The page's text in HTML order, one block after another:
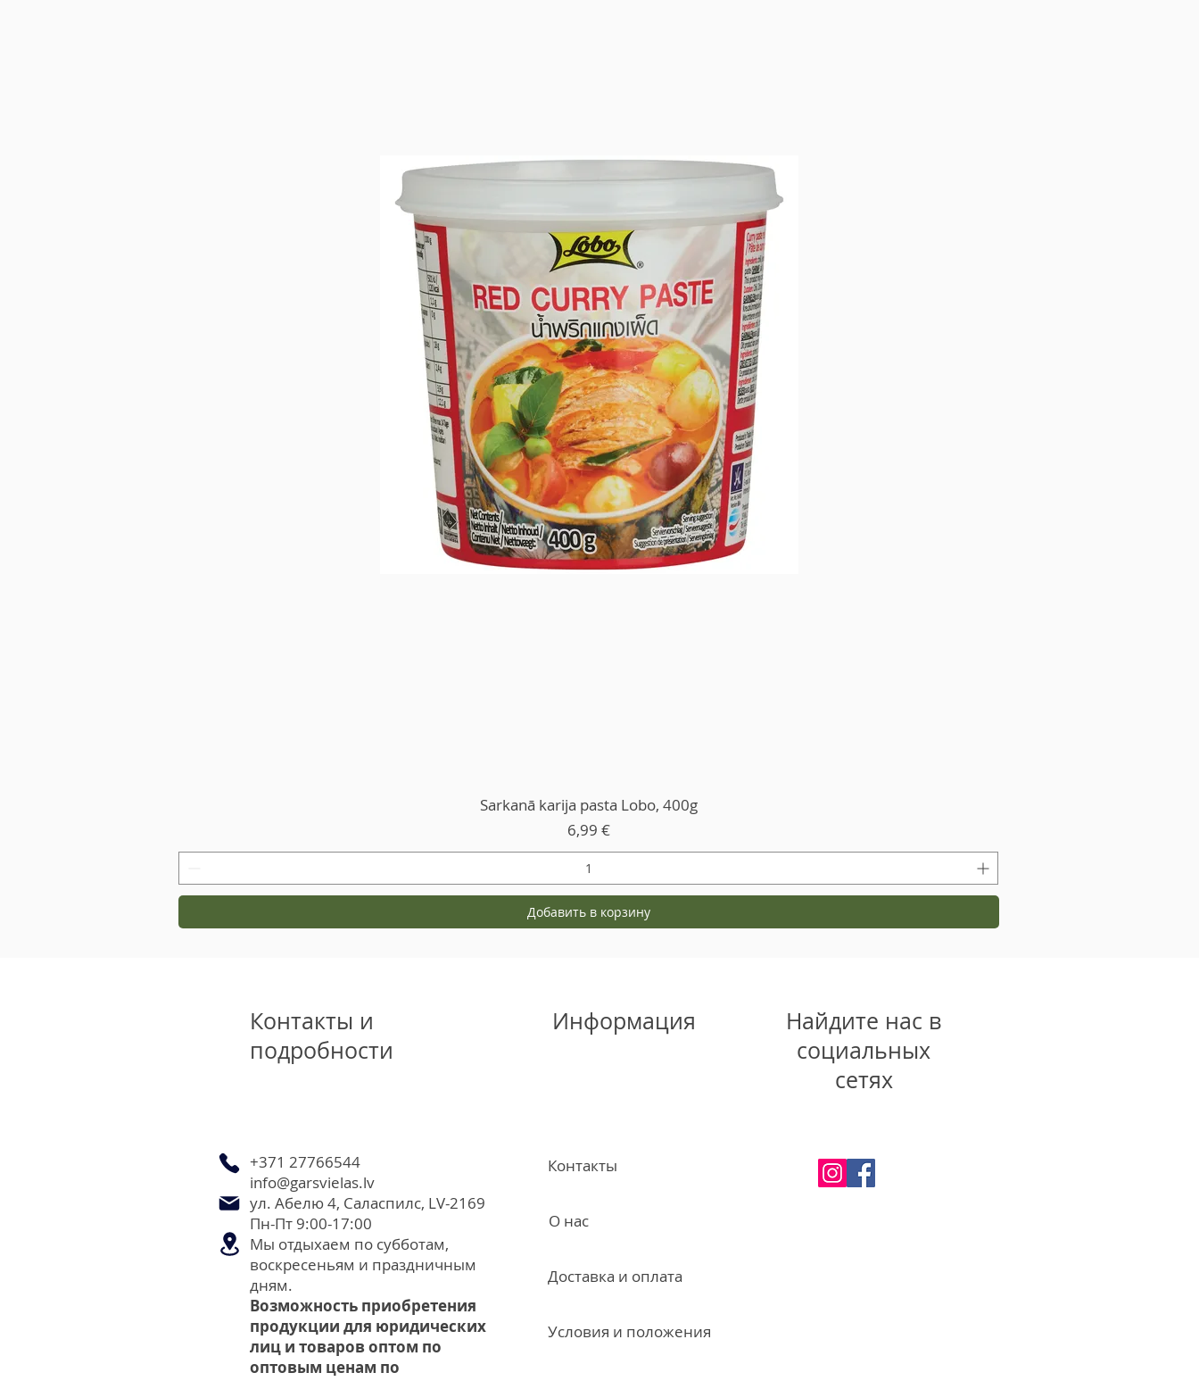
Sarkanā karija pasta Lobo, 400g
Цена
6,99 €
Добавить в корзину
Контакты и
подробности
Информация
Найдите нас в
социальных
сетях
+371 27766544
info@garsvielas.lv
ул. Абелю 4, Саласпилс, LV-2169
Пн-Пт 9:00-17:00
Мы отдыхаем по субботам,
воскресеньям и праздничным
дням.
Возможность приобретения
продукции для юридических
лиц и товаров оптом по
оптовым ценам по
Контакты
О нас
Доставка и оплата
Условия и положения